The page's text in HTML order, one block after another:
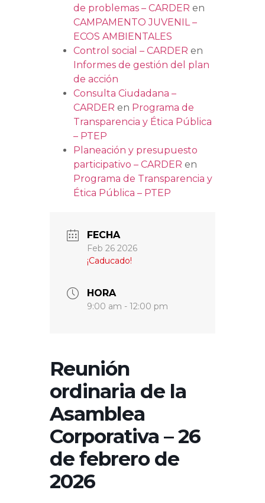
de problemas – CARDER en
CAMPAMENTO JUVENIL –
ECOS AMBIENTALES
Control social – CARDER en
Informes de gestión del plan
de acción
Consulta Ciudadana –
CARDER en Programa de
Transparencia y Ética Pública
– PTEP
Planeación y presupuesto
participativo – CARDER en
Programa de Transparencia y
Ética Pública – PTEP
FECHA
Feb 26 2026
¡Caducado!
HORA
9:00 am - 12:00 pm
Reunión
ordinaria de la
Asamblea
Corporativa – 26
de febrero de
2026